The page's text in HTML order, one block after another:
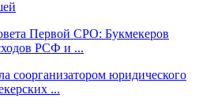
Первой СРО: Букмекеров
РСФ и ...
соорганизатором юридического
...